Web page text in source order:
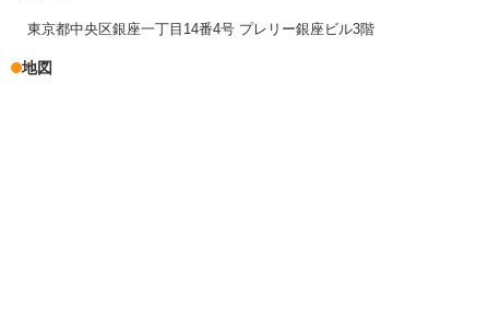
東京都中央区銀座一丁目14番4号 プレリー銀座ビル3階
地図